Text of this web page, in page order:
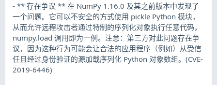
- ** 存在争议 ** 在 NumPy 1.16.0 及其之前版本中发现了
一个问题。它可以不安全的方式使用 pickle Python 模块，
从而允许远程攻击者通过特制的序列化对象执行任意代码，
numpy.load 调用即为一例。注意：第三方对此问题存在争
议，因为这种行为可能会让合法的应用程序（例如）从受信
任且经过身份验证的源加载序列化 Python 对象数组。(CVE-
2019-6446)